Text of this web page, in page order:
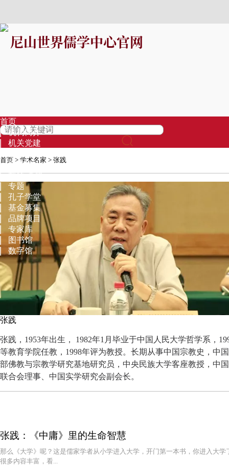
尼山世界儒学中心官网
首页
机构简介
机关党建
资讯中心
视频·直播
专题
孔子学堂
基金募集
品牌项目
专家库
图书馆
数字馆
首页 > 学术名家 > 张践
张践
张践，1953年出生， 1982年1月毕业于中国人民大学哲学系，
等教育学院任教，1998年评为教授。长期从事中国宗教史，中
部佛教与宗教学研究基地研究员，中央民族大学客座教授，中
联合会理事、中国实学研究会副会长。
张践：《中庸》里的生命智慧
那么《大学》呢？这是儒家学者从小学进入大学，开门第一本书，你进入大
很多内容丰富，看...